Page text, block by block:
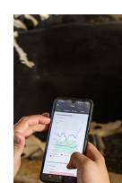
Recursos
Hídricos
Membros
Liberali
Netrin
Néctar